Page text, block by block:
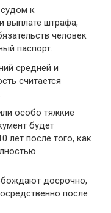
к
выплате штрафа,
человек
паспорт.
средней и
считается
особо тяжкие
будет
лет после того, как
досрочно,
после